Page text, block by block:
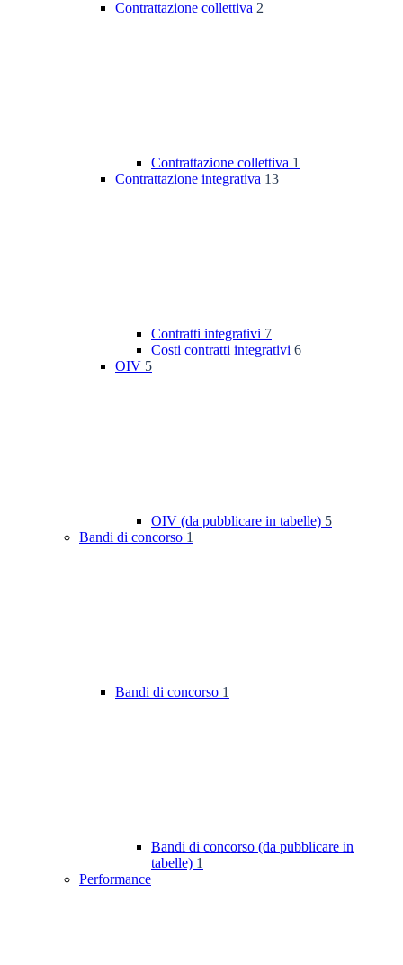
Contrattazione collettiva 2
Contrattazione collettiva 1
Contrattazione integrativa 13
Contratti integrativi 7
Costi contratti integrativi 6
OIV 5
OIV (da pubblicare in tabelle) 5
Bandi di concorso 1
Bandi di concorso 1
Bandi di concorso (da pubblicare in
tabelle) 1
Performance